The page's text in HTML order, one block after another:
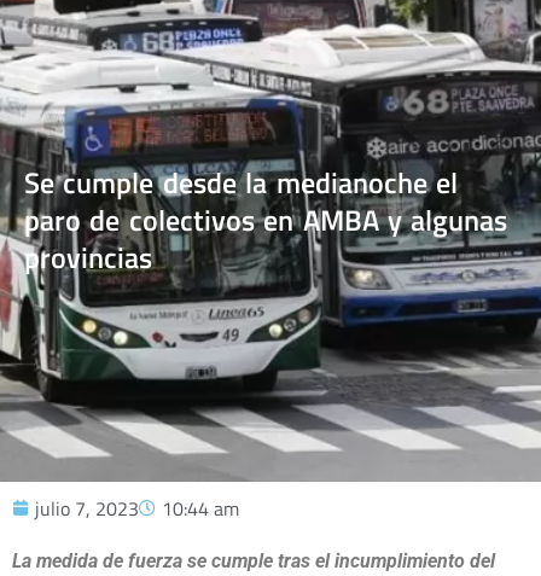
Se cumple desde la medianoche el
paro de colectivos en AMBA y algunas
provincias
julio 7, 2023 10:44 am
La medida de fuerza se cumple tras el incumplimiento del